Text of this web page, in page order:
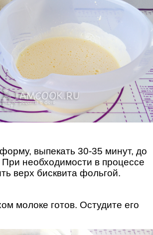
выпекать 30-35 минут, до
необходимости в процессе
верх бисквита фольгой.
молоке готов. Остудите его